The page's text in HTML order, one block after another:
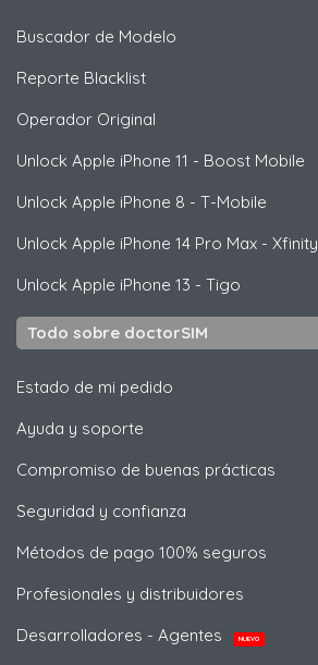
Buscador de Modelo
Reporte Blacklist
Operador Original
Unlock Apple iPhone 11 - Boost Mobile
Unlock Apple iPhone 8 - T-Mobile
Unlock Apple iPhone 14 Pro Max - Xfinity
Unlock Apple iPhone 13 - Tigo
Todo sobre doctorSIM
Estado de mi pedido
Ayuda y soporte
Compromiso de buenas prácticas
Seguridad y confianza
Métodos de pago 100% seguros
Profesionales y distribuidores
Desarrolladores - Agentes
NUEVO